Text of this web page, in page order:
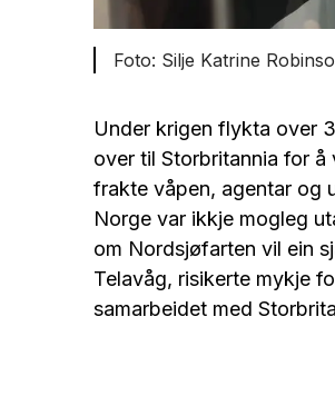
Silje Katrine
Under krigen flykta over
over til Storbritannia for
frakte våpen, agentar og
Norge var ikkje mogleg
om Nordsjøfarten vil ein
Telavåg, risikerte mykje
samarbeidet med